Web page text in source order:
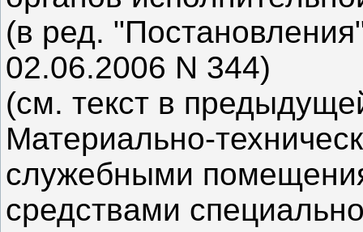
(в ред.
02.06.2006 N 344)
(см. текст в
Материально-
служебными
средствами